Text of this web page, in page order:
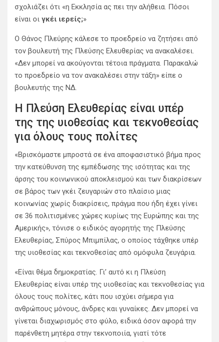
σχολιάζει ότι «η Εκκλησία ας πει την αλήθεια. Πόσοι
είναι οι γκέι ιερείς;»
O Θάνος Πλεύρης κάλεσε το προεδρείο να ζητήσει από
τον βουλευτή της Πλεύσης Ελευθερίας να ανακαλέσει.
«Δεν μπορεί να ακούγονται τέτοια πράγματα. Παρακαλώ
το προεδρείο να τον ανακαλέσει στην τάξη» είπε ο
βουλευτής της ΝΔ.
Η Πλεύση Ελευθερίας είναι υπέρ
της της υιοθεσίας και τεκνοθεσίας
για όλους τους πολίτες
«Βρισκόμαστε μπροστά σε ένα αποφασιστικό βήμα προς
την κατεύθυνση της εμπέδωσης της ισότητας και της
άρσης του κοινωνικού αποκλεισμού και των διακρίσεων
σε βάρος των γκέι ζευγαριών στο πλαίσιο μιας
κοινωνίας χωρίς διακρίσεις, πράγμα που ήδη έχει γίνει
σε 36 πολιτισμένες χώρες κυρίως της Ευρώπης και της
Αμερικής», τόνισε ο ειδικός αγορητής της Πλεύσης
Ελευθερίας, Σπύρος Μπιμπίλας, ο οποίος τάχθηκε υπέρ
της υιοθεσίας και τεκνοθεσίας από ομόφυλα ζευγάρια.
«Είναι θέμα δημοκρατίας. Γι’ αυτό κι η Πλεύση
Ελευθερίας είναι υπέρ της υιοθεσίας και τεκνοθεσίας για
όλους τους πολίτες, κάτι που ισχύει σήμερα για
ανθρώπους μόνους, άνδρες και γυναίκες. Δεν μπορεί να
γίνεται διαχωρισμός στο φύλο, ειδικά όσον αφορά την
παρένθετη μητέρα στην τεκνοποιία, γιατί τότε